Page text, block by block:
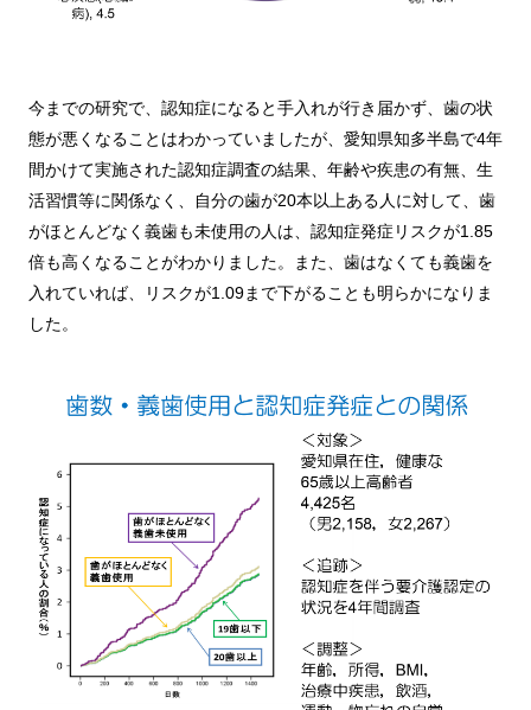
今までの研究で、認知症になると手入れが行き届かず、歯の状
態が悪くなることはわかっていましたが、愛知県知多半島で4年
間かけて実施された認知症調査の結果、年齢や疾患の有無、生
活習慣等に関係なく、自分の歯が20本以上ある人に対して、歯
がほとんどなく義歯も未使用の人は、認知症発症リスクが1.85
倍も高くなることがわかりました。また、歯はなくても義歯を
入れていれば、リスクが1.09まで下がることも明らかになりま
した。